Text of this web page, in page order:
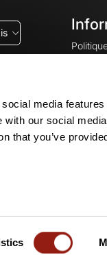
media
our social
that you’ve
compte et